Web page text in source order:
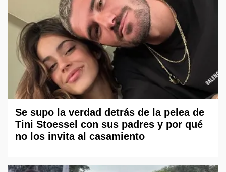
Se supo la verdad detrás de la pelea de
Tini Stoessel con sus padres y por qué
no los invita al casamiento